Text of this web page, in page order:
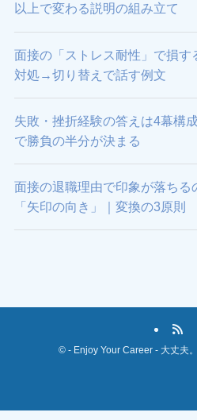
以上で変わる説明の組み立て
面接の「ストレス耐性」で損
対処→切り替えで話す例文
失敗・挫折経験の答えは4幕構
で勝負の半分が決まる
面接の退職理由で印象が落ちる
「矢印の向き」｜変換の3原則
© - Enjoy Your Career - 大丈夫